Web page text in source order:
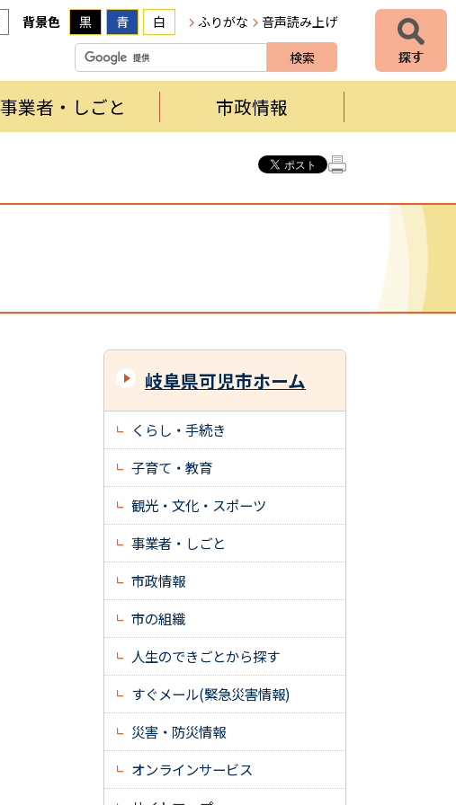
背景色 黒 青 白 ふりがな 音声読み上げ
事業者・しごと 市政情報
岐阜県可児市ホーム
くらし・手続き
子育て・教育
観光・文化・スポーツ
事業者・しごと
市政情報
市の組織
人生のできごとから探す
すぐメール(緊急災害情報)
災害・防災情報
オンラインサービス